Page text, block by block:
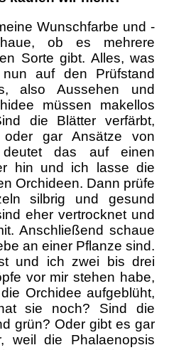
Wunschfarbe und -
ob es mehrere
Sorte gibt. Alles, was
auf den Prüfstand
also Aussehen und
müssen makellos
die Blätter verfärbt,
gar Ansätze von
deutet das auf einen
hin und ich lasse die
Orchideen. Dann prüfe
silbrig und gesund
eher vertrocknet und
Anschließend schaue
an einer Pflanze sind.
und ich zwei bis drei
vor mir stehen habe,
Orchidee aufgeblüht,
sie noch? Sind die
grün? Oder gibt es gar
weil die Phalaenopsis